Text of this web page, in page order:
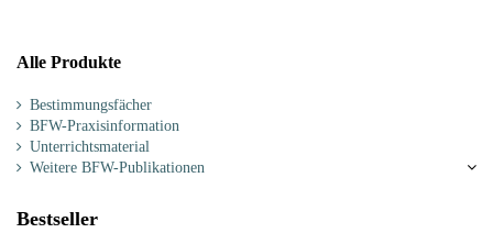
Alle Produkte
Bestimmungsfächer
BFW-Praxisinformation
Unterrichtsmaterial
Weitere BFW-Publikationen
Bestseller